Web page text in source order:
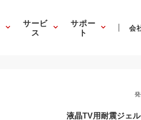
サービ
ス
サポー
ト 会
液晶TV用耐震ジェル